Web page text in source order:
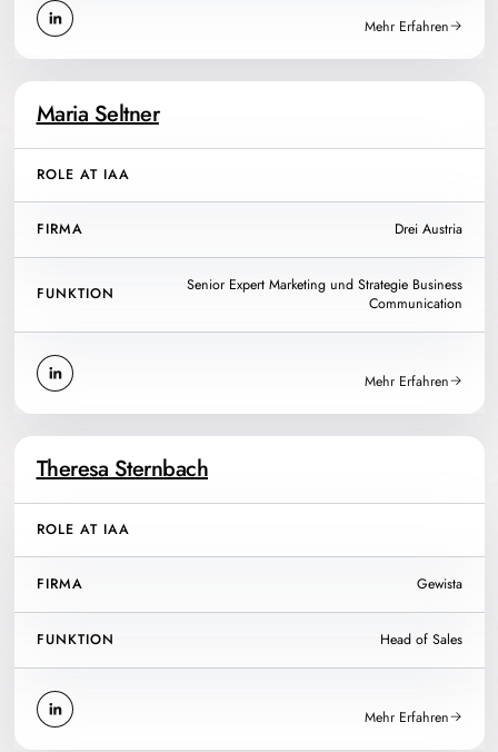
Mehr Erfahren
Maria Seltner
ROLE AT IAA
FIRMA Drei Austria
FUNKTION
Senior Expert Marketing und Strategie Business
Communication
Mehr Erfahren
Theresa Sternbach
ROLE AT IAA
FIRMA Gewista
FUNKTION Head of Sales
Mehr Erfahren